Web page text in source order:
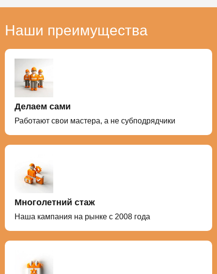
Наши преимущества
Делаем сами
Работают свои мастера, а не субподрядчики
Многолетний стаж
Наша кампания на рынке с 2008 года